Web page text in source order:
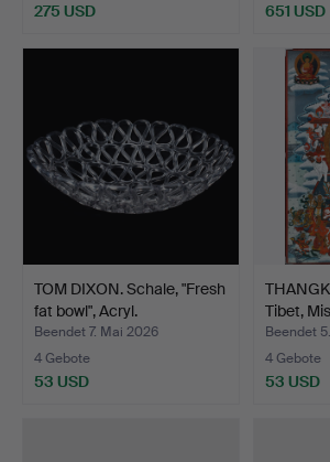
275 USD 651 USD
TOM DIXON. Schale, "Fresh
fat bowl", Acryl.
Beendet 7. Mai 2026
4 Gebote
53 USD
Tibet,
Beendet
4 Gebote
53 USD